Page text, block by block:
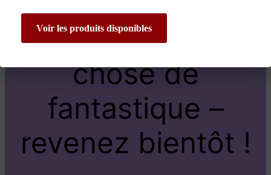
sur quelque
chose de
fantastique –
revenez bientôt !
Voir les produits disponibles